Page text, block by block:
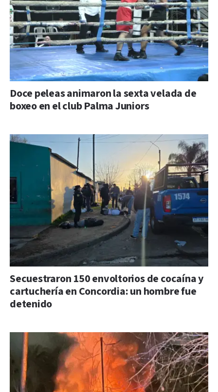
Doce peleas animaron la sexta velada de
boxeo en el club Palma Juniors
Secuestraron 150 envoltorios de cocaína y
cartuchería en Concordia: un hombre fue
detenido